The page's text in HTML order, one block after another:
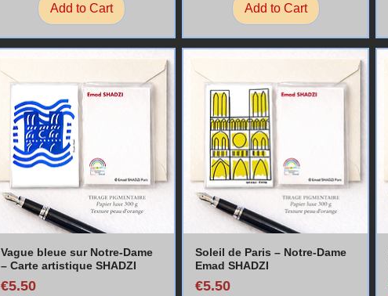
Add to Cart Add to Cart
Vague bleue sur Notre-Dame
– Carte artistique SHADZI
Price
€5.50
Soleil de Paris – Notre-Dame
Emad SHADZI
Price
€5.50